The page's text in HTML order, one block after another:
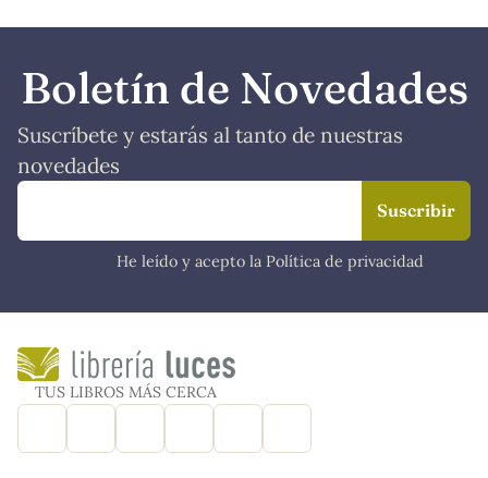
Boletín de Novedades
Suscríbete y estarás al tanto de nuestras
novedades
He leído y acepto la Política de privacidad
TUS LIBROS MÁS CERCA